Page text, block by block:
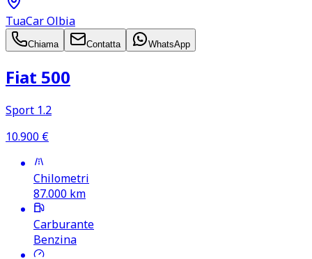
TuaCar Olbia
Chiama Contatta WhatsApp
Fiat 500
Sport 1.2
10.900 €
Chilometri
87.000 km
Carburante
Benzina